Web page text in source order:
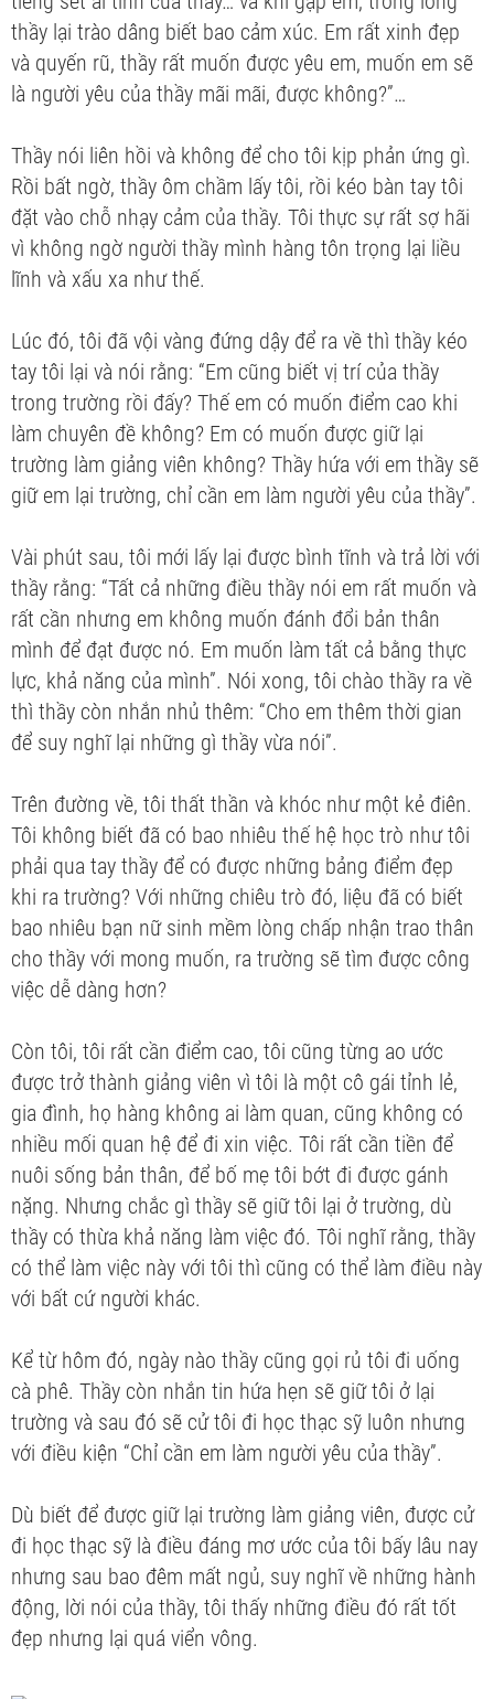
thầy lại trào dâng biết bao cảm xúc. Em rất xinh đẹp
và quyến rũ, thầy rất muốn được yêu em, muốn em sẽ
là người yêu của thầy mãi mãi, được không?”…
Thầy nói liên hồi và không để cho tôi kịp phản ứng gì.
Rồi bất ngờ, thầy ôm chầm lấy tôi, rồi kéo bàn tay tôi
đặt vào chỗ nhạy cảm của thầy. Tôi thực sự rất sợ hãi
vì không ngờ người thầy mình hàng tôn trọng lại liều
lĩnh và xấu xa như thế.
Lúc đó, tôi đã vội vàng đứng dậy để ra về thì thầy kéo
tay tôi lại và nói rằng: “Em cũng biết vị trí của thầy
trong trường rồi đấy? Thế em có muốn điểm cao khi
làm chuyên đề không? Em có muốn được giữ lại
trường làm giảng viên không? Thầy hứa với em thầy sẽ
giữ em lại trường, chỉ cần em làm người yêu của thầy”.
Vài phút sau, tôi mới lấy lại được bình tĩnh và trả lời với
thầy rằng: “Tất cả những điều thầy nói em rất muốn và
rất cần nhưng em không muốn đánh đổi bản thân
mình để đạt được nó. Em muốn làm tất cả bằng thực
lực, khả năng của mình”. Nói xong, tôi chào thầy ra về
thì thầy còn nhắn nhủ thêm: “Cho em thêm thời gian
để suy nghĩ lại những gì thầy vừa nói”.
Trên đường về, tôi thất thần và khóc như một kẻ điên.
Tôi không biết đã có bao nhiêu thế hệ học trò như tôi
phải qua tay thầy để có được những bảng điểm đẹp
khi ra trường? Với những chiêu trò đó, liệu đã có biết
bao nhiêu bạn nữ sinh mềm lòng chấp nhận trao thân
cho thầy với mong muốn, ra trường sẽ tìm được công
việc dễ dàng hơn?
Còn tôi, tôi rất cần điểm cao, tôi cũng từng ao ước
được trở thành giảng viên vì tôi là một cô gái tỉnh lẻ,
gia đình, họ hàng không ai làm quan, cũng không có
nhiều mối quan hệ để đi xin việc. Tôi rất cần tiền để
nuôi sống bản thân, để bố mẹ tôi bớt đi được gánh
nặng. Nhưng chắc gì thầy sẽ giữ tôi lại ở trường, dù
thầy có thừa khả năng làm việc đó. Tôi nghĩ rằng, thầy
có thể làm việc này với tôi thì cũng có thể làm điều này
với bất cứ người khác.
Kể từ hôm đó, ngày nào thầy cũng gọi rủ tôi đi uống
cà phê. Thầy còn nhắn tin hứa hẹn sẽ giữ tôi ở lại
trường và sau đó sẽ cử tôi đi học thạc sỹ luôn nhưng
với điều kiện “Chỉ cần em làm người yêu của thầy”.
Dù biết để được giữ lại trường làm giảng viên, được cử
đi học thạc sỹ là điều đáng mơ ước của tôi bấy lâu nay
nhưng sau bao đêm mất ngủ, suy nghĩ về những hành
động, lời nói của thầy, tôi thấy những điều đó rất tốt
đẹp nhưng lại quá viển vông.